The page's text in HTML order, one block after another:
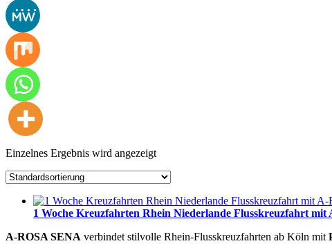
Einzelnes Ergebnis wird angezeigt
1 Woche Kreuzfahrten Rhein Niederlande Flusskreuzfahrt mit
A-ROSA SENA verbindet stilvolle Rhein-Flusskreuzfahrten ab Köln mit